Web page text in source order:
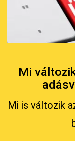
Mi
Mi is változik